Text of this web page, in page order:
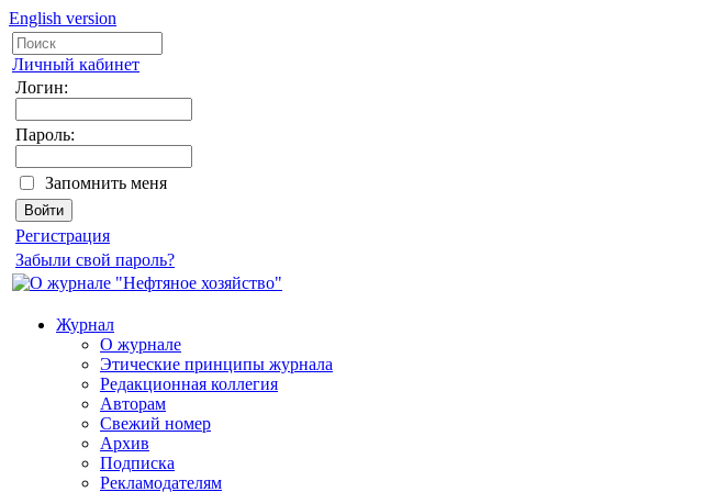
English version
Личный кабинет
Логин:
Пароль:
Запомнить меня
Регистрация
Забыли свой пароль?
Журнал
О журнале
Этические принципы журнала
Редакционная коллегия
Авторам
Свежий номер
Архив
Подписка
Рекламодателям